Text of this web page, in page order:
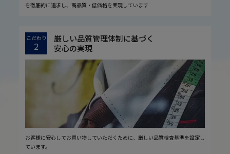
を徹底的に追求し、高品質・低価格を実現しています
こだわり
2
厳しい品質管理体制に基づく
安心の実現
お客様に安心してお買い物していただくために、厳しい品質検査基準を設定し
ています。